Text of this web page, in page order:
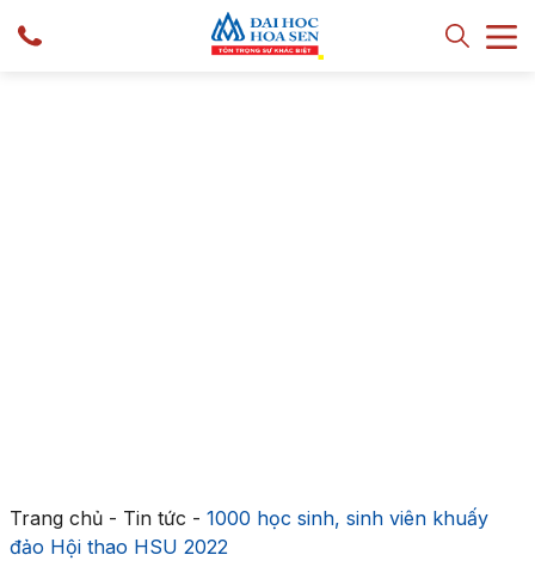
Trang chủ- Tin tức - 1000 học sinh, sinh viên khuấy
đảo Hội thao HSU 2022